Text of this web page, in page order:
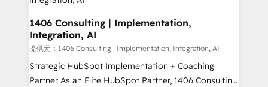
the needs of the customer. We are part of Impresoft
Group, a group of specialized and complementary
companies that divide their offer into 4
Competence Centers: Smart Manufacturing,
Customer First, Enabling Technologies & Security.
The synergies generated by these integrations,
1406 Consulting | Implementation,
Integration, AI
提供元：1406 Consulting | Implementation, Integration, AI
Strategic HubSpot Implementation + Coaching
Partner As an Elite HubSpot Partner, 1406 Consulting